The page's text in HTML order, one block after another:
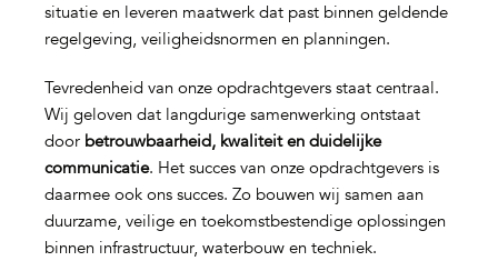
situatie en leveren maatwerk dat past binnen geldende
regelgeving, veiligheidsnormen en planningen.
Tevredenheid van onze opdrachtgevers staat centraal.
Wij geloven dat langdurige samenwerking ontstaat
door betrouwbaarheid, kwaliteit en duidelijke
communicatie. Het succes van onze opdrachtgevers is
daarmee ook ons succes. Zo bouwen wij samen aan
duurzame, veilige en toekomstbestendige oplossingen
binnen infrastructuur, waterbouw en techniek.